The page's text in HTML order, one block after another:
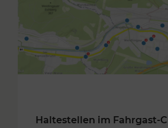
Haltestellen im Fahrgast-